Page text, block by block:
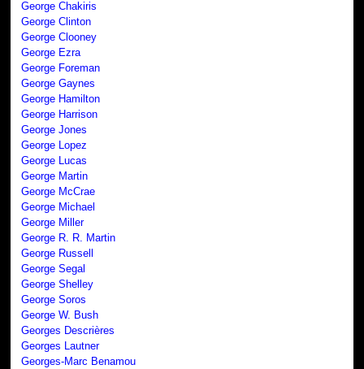
George Chakiris
George Clinton
George Clooney
George Ezra
George Foreman
George Gaynes
George Hamilton
George Harrison
George Jones
George Lopez
George Lucas
George Martin
George McCrae
George Michael
George Miller
George R. R. Martin
George Russell
George Segal
George Shelley
George Soros
George W. Bush
Georges Descrières
Georges Lautner
Georges-Marc Benamou